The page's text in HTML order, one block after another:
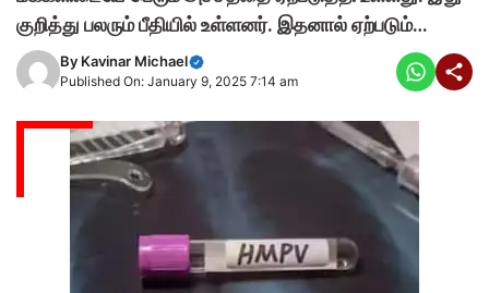
குறித்து பலரும் பீதியில் உள்ளனர். இதனால் ஏற்படும்…
By Kavinar Michael
Published On: January 9, 2025 7:14 am